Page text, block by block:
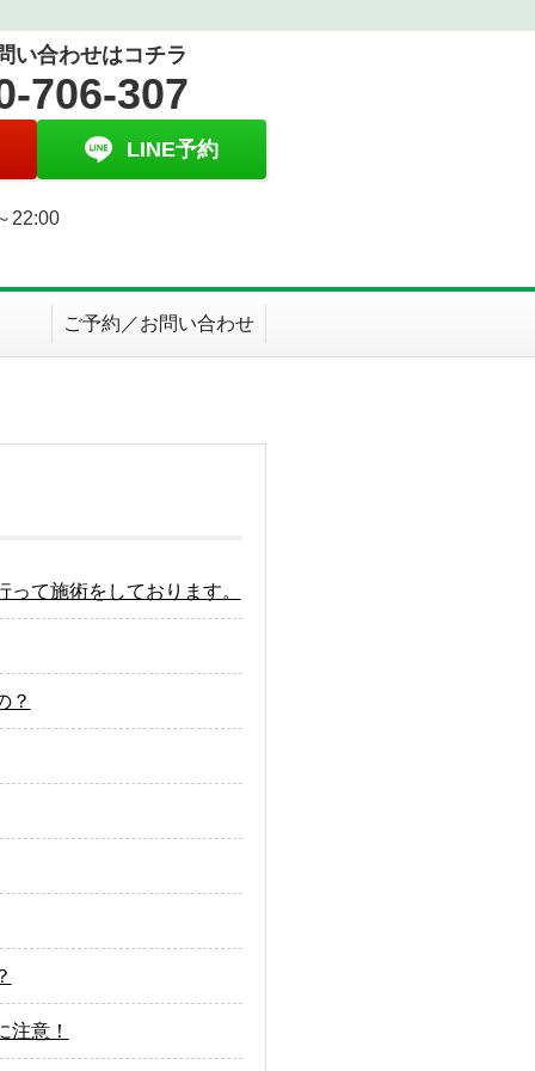
い合わせはコチラ
706-307
LINE予約
22:00
ご予約／お問い合わせ
て施術をしております。
？
意！